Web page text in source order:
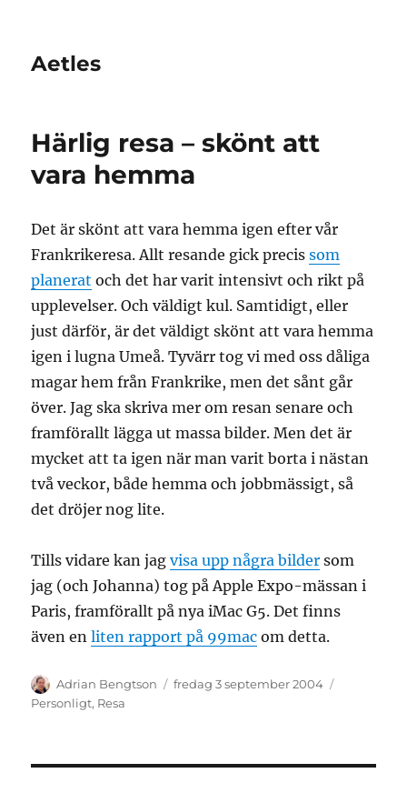
Aetles
Härlig resa – skönt att
vara hemma
Det är skönt att vara hemma igen efter vår
Frankrikeresa. Allt resande gick precissom
planerat och det har varit intensivt och rikt på
upplevelser. Och väldigt kul. Samtidigt, eller
just därför, är det väldigt skönt att vara hemma
igen i lugna Umeå. Tyvärr tog vi med oss dåliga
magar hem från Frankrike, men det sånt går
över. Jag ska skriva mer om resan senare och
framförallt lägga ut massa bilder. Men det är
mycket att ta igen när man varit borta i nästan
två veckor, både hemma och jobbmässigt, så
det dröjer nog lite.
Tills vidare kan jagvisa upp några bilder som
jag (och Johanna) tog på Apple Expo-mässan i
Paris, framförallt på nya iMac G5. Det finns
även enliten rapport på 99mac om detta.
Författare
Adrian Bengtson
Publicerat
fredag 3 september 2004
Personligt, Resa